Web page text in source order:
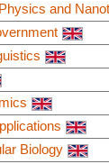
and
Biology